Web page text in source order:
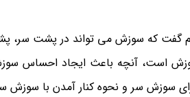
گفت که سوزش می تواند در پشت سر،
است، آنچه باعث ایجاد احساس
سوزش سر و نحوه کنار آمدن با سوزش سر